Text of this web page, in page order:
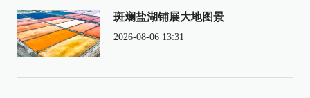
斑斓盐湖铺展大地图景
2026-08-06 13:31